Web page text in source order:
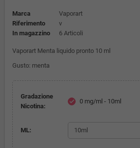
Marca
Vaporart
Riferimento
v
In magazzino
6 Articoli
Vaporart Menta liquido pronto 10 ml
Gusto: menta
Gradazione
Nicotina:
check 0 mg/ml - 10ml
ML: